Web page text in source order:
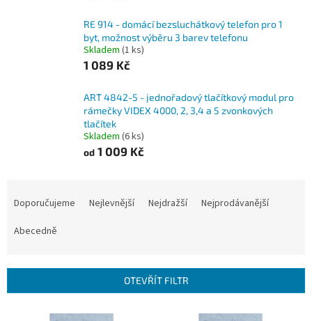
RE 914 - domácí bezsluchátkový telefon pro 1
byt, možnost výběru 3 barev telefonu
Skladem (1 ks)
1 089 Kč
ART 4842-5 - jednořadový tlačítkový modul pro
rámečky VIDEX 4000, 2, 3,4 a 5 zvonkových
tlačítek
Skladem (6 ks)
od 1 009 Kč
r
Doporučujeme Nejlevnější Nejdražší
Nejprodávanější
Abecedně
OTEVŘÍT FILTR